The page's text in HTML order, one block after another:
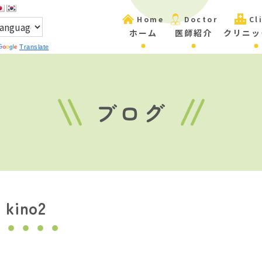
Translate
Home
ホーム
Doctor
医師紹介 クリニ
ブログ
kino2